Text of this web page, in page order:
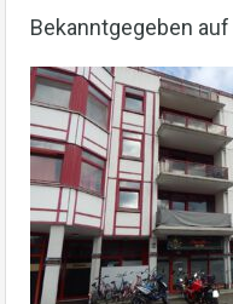
Bekanntgegeben auf